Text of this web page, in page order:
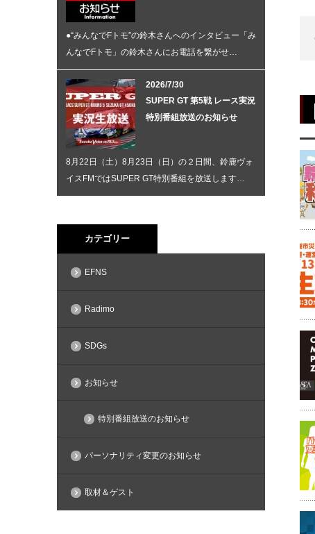
●“みんなでFトモ”の鈴木さんへのインタビュー「み
んなでFトモ」の鈴木さんにお電話を繋がせ…
2026/7/30
SUPER GT 第5戦 レース実況
特別番組放送のお知らせ
8月22日（土）8月23日（日）の２日間、鈴鹿ヴォ
イスFMではSUPER GT特別番組を放送します…
カテゴリー
EFNS
Radimo
SDGs
お知らせ
特別番組放送のお知らせ
パーソナリティ変更のお知らせ
取材＆ゲスト